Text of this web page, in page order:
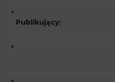
Publikujący: